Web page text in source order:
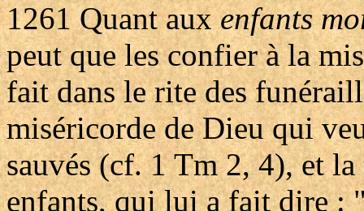
1261 Quant auxenfants
peut que les confier à la
fait dans le rite des
miséricorde de Dieu qui
sauvés (cf. 1 Tm 2, 4), et la
enfants, qui lui a fait dire :